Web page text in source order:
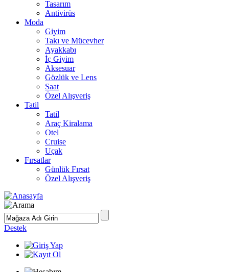
Tasarım
Antivirüs
Moda
Giyim
Takı ve Mücevher
Ayakkabı
İç Giyim
Aksesuar
Gözlük ve Lens
Saat
Özel Alışveriş
Tatil
Tatil
Araç Kiralama
Otel
Cruise
Uçak
Fırsatlar
Günlük Fırsat
Özel Alışveriş
Destek